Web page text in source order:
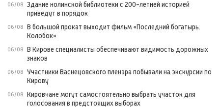
06/08 Здание нолинской библиотеки с 200-летней историей
приведут в порядок
06/08 В большой прокат выходит фильм «Последний богатырь.
Колобок»
06/08 В Кирове специалисты обеспечивают видимость дорожных
знаков
06/08 Участники Васнецовского пленэра побывали на экскурсии по
Кирову
06/08 Кировчане могут самостоятельно выбрать участок для
голосования в предстоящих выборах